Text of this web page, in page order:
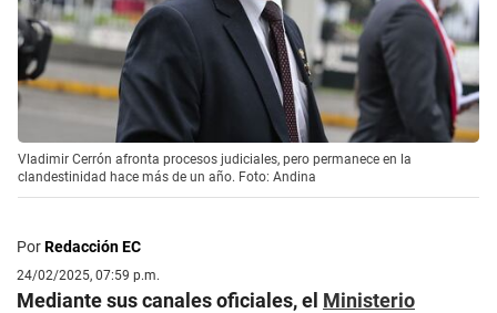
Vladimir Cerrón afronta procesos judiciales, pero permanece en la
clandestinidad hace más de un año. Foto: Andina
PorRedacción EC
24/02/2025, 07:59 p.m.
Mediante sus canales oficiales, el Ministerio